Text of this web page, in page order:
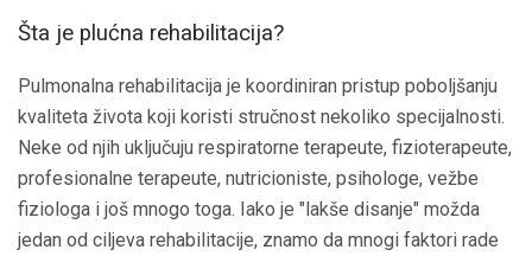
Šta je plućna rehabilitacija?
Pulmonalna rehabilitacija je koordiniran pristup poboljšanju
kvaliteta života koji koristi stručnost nekoliko specijalnosti.
Neke od njih uključuju respiratorne terapeute, fizioterapeute,
profesionalne terapeute, nutricioniste, psihologe, vežbe
fiziologa i još mnogo toga. Iako je "lakše disanje" možda
jedan od ciljeva rehabilitacije, znamo da mnogi faktori rade